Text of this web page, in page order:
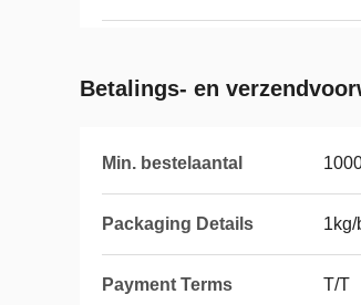
Betalings- en
Min. bestelaantal
Packaging Details 1kg/
Payment Terms T/T